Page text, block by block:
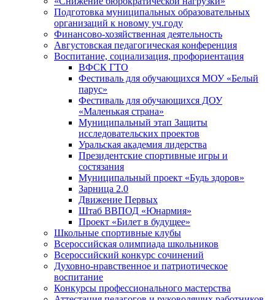
Подготовка муниципальных образовательных
организаций к новому уч.году
Финансово-хозяйственная деятельность
Августовская педагогическая конференция
Воспитание, социализация, профориентация
ВФСК ГТО
Фестиваль для обучающихся МОУ «Белый
парус»
Фестиваль для обучающихся ДОУ
«Маленькая страна»
Муниципальный этап Защиты
исследовательских проектов
Уральская академия лидерства
Президентские спортивные игры и
состязания
Муниципальный проект «Будь здоров»
Зарница 2.0
Движение Первых
Штаб ВВПОД «Юнармия»
Проект «Билет в будущее»
Школьные спортивные клубы
Всероссийская олимпиада школьников
Всероссийский конкурс сочинений
Духовно-нравственное и патриотическое
воспитание
Конкурсы профессионального мастерства